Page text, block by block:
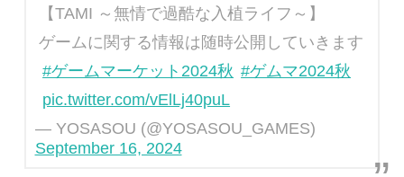
【TAMI ～無情で過酷な入植ライフ～】
ゲームに関する情報は随時公開していきます
#ゲームマーケット2024秋 #ゲムマ2024秋
pic.twitter.com/vElLj40puL
— YOSASOU (@YOSASOU_GAMES)
September 16, 2024